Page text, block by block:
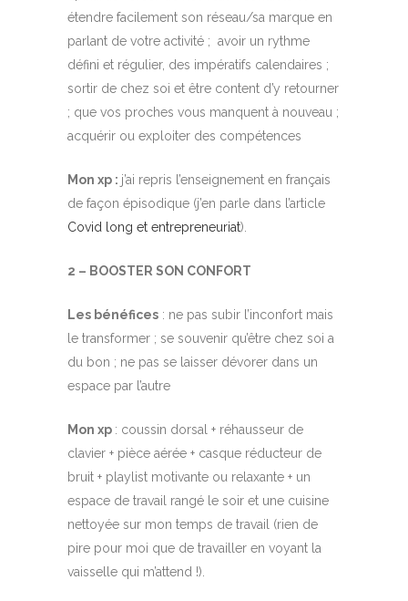
étendre facilement son réseau/sa marque en
parlant de votre activité ; avoir un rythme
défini et régulier, des impératifs calendaires ;
sortir de chez soi et être content d’y retourner
; que vos proches vous manquent à nouveau ;
acquérir ou exploiter des compétences
Mon xp : j’ai repris l’enseignement en français
de façon épisodique (j’en parle dans l’article
Covid long et entrepreneuriat).
2 – BOOSTER SON CONFORT
Les bénéfices : ne pas subir l’inconfort mais
le transformer ; se souvenir qu’être chez soi a
du bon ; ne pas se laisser dévorer dans un
espace par l’autre
Mon xp : coussin dorsal + réhausseur de
clavier + pièce aérée + casque réducteur de
bruit + playlist motivante ou relaxante + un
espace de travail rangé le soir et une cuisine
nettoyée sur mon temps de travail (rien de
pire pour moi que de travailler en voyant la
vaisselle qui m’attend !).